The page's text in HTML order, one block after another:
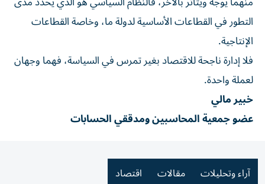
التطور في القطاعات الأساسية لدولة ما، وخاصة القطاعات
الإنتاجية.
فلا إدارة ناجحة للاقتصاد بغير تمرس في السياسة، فهما وجهان
لعملة واحدة.
خبير مالي
عضو جمعية المحاسبين ومدققي الحسابات
آراء وتحليلات مقالات اقتصاد